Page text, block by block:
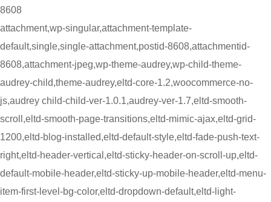
8608
attachment,wp-singular,attachment-template-
default,single,single-attachment,postid-8608,attachmentid-
8608,attachment-jpeg,wp-theme-audrey,wp-child-theme-
audrey-child,theme-audrey,eltd-core-1.2,woocommerce-no-
js,audrey child-child-ver-1.0.1,audrey-ver-1.7,eltd-smooth-
scroll,eltd-smooth-page-transitions,eltd-mimic-ajax,eltd-grid-
1200,eltd-blog-installed,eltd-default-style,eltd-fade-push-text-
right,eltd-header-vertical,eltd-sticky-header-on-scroll-up,eltd-
default-mobile-header,eltd-sticky-up-mobile-header,eltd-menu-
item-first-level-bg-color,eltd-dropdown-default,eltd-light-